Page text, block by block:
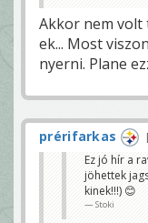
Akkor nem volt
ek... Most
nyerni. Plane
prérifarkas
Ez jó hír a
jöhettek
kinek!!!) 😊
Stoki